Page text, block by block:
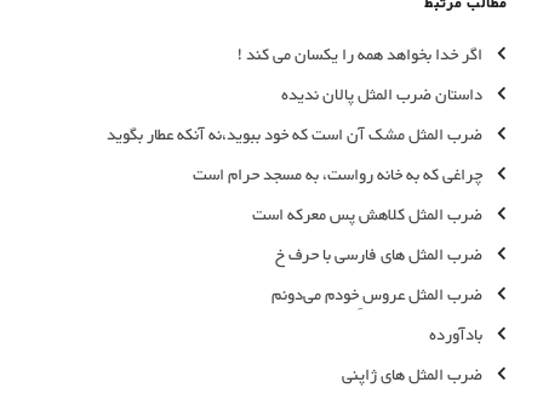
اگر خدا بخواهد همه را یکسان می کند !
داستان ضرب المثل پالان ندیده
ضرب المثل مشک آن است که خود ببوید،نه آنکه عطار بگوید
چراغی که به خانه رواست، به مسجد حرام است
ضرب المثل کلاهش پس معرکه است
ضرب المثل های فارسی با حرف خ
ضرب المثل عروس ِخودم می‌دونم
بادآورده
ضرب المثل های ژاپنی